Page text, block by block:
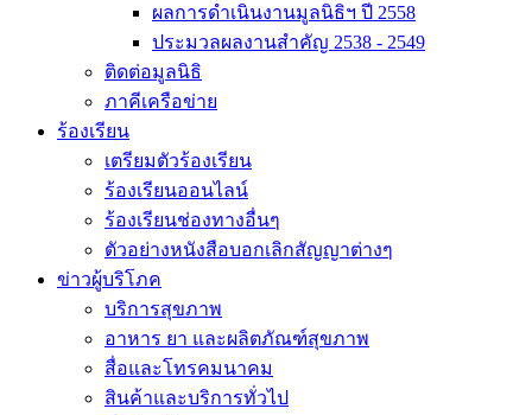
ผลการดำเนินงานมูลนิธิฯ ปี 2558
ประมวลผลงานสำคัญ 2538 - 2549
ติดต่อมูลนิธิ
ภาคีเครือข่าย
ร้องเรียน
เตรียมตัวร้องเรียน
ร้องเรียนออนไลน์
ร้องเรียนช่องทางอื่นๆ
ตัวอย่างหนังสือบอกเลิกสัญญาต่างๆ
ข่าวผู้บริโภค
บริการสุขภาพ
อาหาร ยา และผลิตภัณฑ์สุขภาพ
สื่อและโทรคมนาคม
สินค้าและบริการทั่วไป